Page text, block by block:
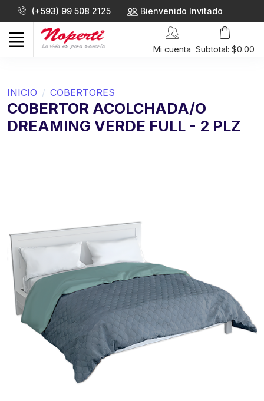
(+593) 99 508 2125 Bienvenido Invitado
Mi cuenta Subtotal: $0.00
INICIO COBERTORES
COBERTOR ACOLCHADA/O
DREAMING VERDE FULL - 2 PLZ